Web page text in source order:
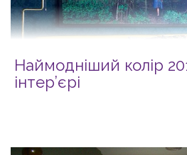
Наймодніший колір
інтер’єрі